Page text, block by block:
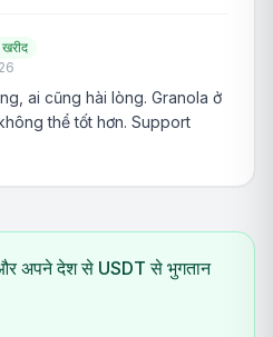
खरीद
ai cũng hài lòng. Granola ở
thể tốt hơn. Support
अपने देश से USDT से भुगतान